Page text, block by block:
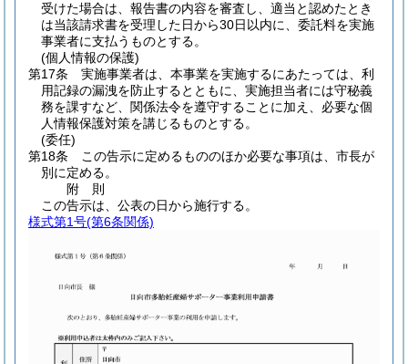
受けた場合は、報告書の内容を審査し、適当と認めたとき
は当該請求書を受理した日から30日以内に、委託料を実施
事業者に支払うものとする。
(個人情報の保護)
第17条
実施事業者は、本事業を実施するにあたっては、利
用記録の漏洩を防止するとともに、実施担当者には守秘義
務を課すなど、関係法令を遵守することに加え、必要な個
人情報保護対策を講じるものとする。
(委任)
第18条
この告示に定めるもののほか必要な事項は、市長が
別に定める。
附 則
この告示は、公表の日から施行する。
様式第1号(第6条関係)